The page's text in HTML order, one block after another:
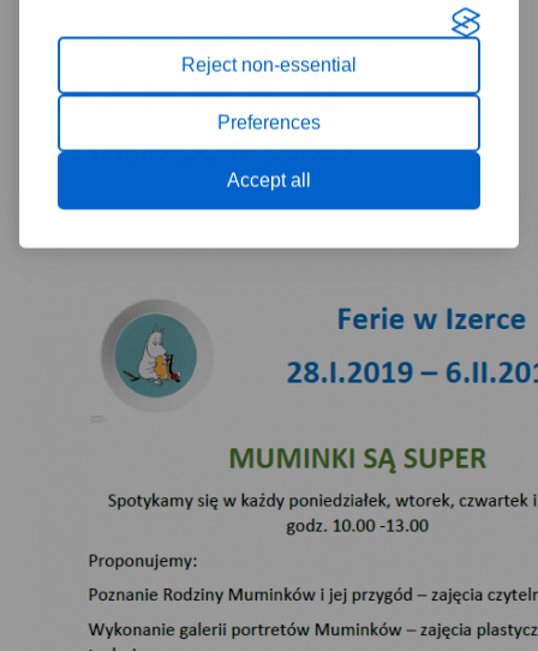
Reject non-essential
Preferences
Accept all